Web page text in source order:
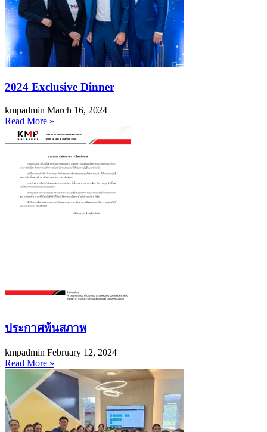
2024 Exclusive Dinner
kmpadmin March 16, 2024
Read More »
ประกาศพ้นสภาพ
kmpadmin February 12, 2024
Read More »